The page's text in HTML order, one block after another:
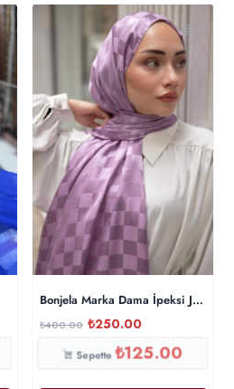
Bonjela Marka Dama İpeksi Jakar
₺400.00 ₺250.00
Sepette₺125.00